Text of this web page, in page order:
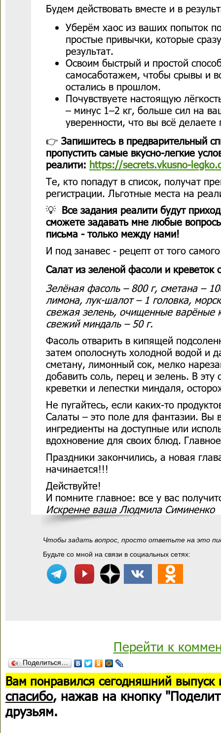
Будем действовать вместе и в
Уберём хаос из ваших попыток
простые привычки, которые
результат.
Освоим быстрый и простой
самосаботажем, чтобы срывы и
остались в прошлом.
Почувствуете настоящую
– минус 1–2 кг, больше сил на
уверенности, что вы всё делаете
👉 Запишитесь в предварительный
пропустить самые вкусно-легкие
реалити: https://secrets.vkusno-
Те, кто попадут в список, получат
регистрации. Льготные места на
💡 Все задания реалити будут
сможете задавать мне любые
письма - только между нами!
И под занавес - рецепт от того
Салат из зеленой фасоли и креветок
Зелёная фасоль – 800 г, сметана –
лимона, лук-шалот – 1 головка,
свежая зелень, очищенные варёные
свежий миндаль – 50 г.
Фасоль отварить в кипящей
затем ополоснуть холодной водой и
сметану, лимонный сок, мелко
добавить соль, перец и зелень. В
креветки и лепестки миндаля,
Не пугайтесь, если каких-то
Салаты – это поле для фантазии. Вы
ингредиенты на доступные или
вдохновение для своих блюд.
Праздники закончились, а новая
начинается!!!
Действуйте!
И помните главное: все у вас
Искренне ваша Людмила Симиненко
Чтобы задать вопрос, просто ответьте на это
Будьте со мной на связи в социальных сетях:
Перейти к
Поделиться…
Вам понравился сегодняшний выпуск
спасибо, нажав на кнопку
друзьям.